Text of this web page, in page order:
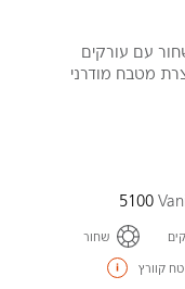
עם עורקים
מטבח מודרני
5100
שחור
קוורץ